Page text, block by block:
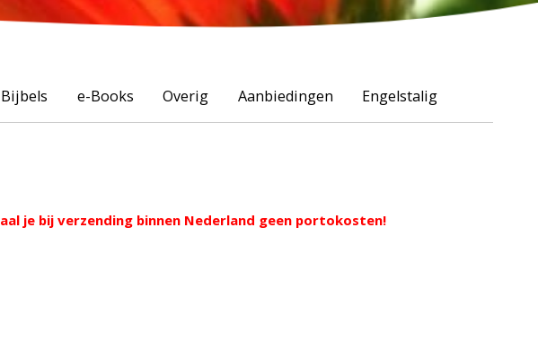
Bijbels e-Books Overig Aanbiedingen Engelstalig
je bij verzending binnen Nederland geen portokosten!